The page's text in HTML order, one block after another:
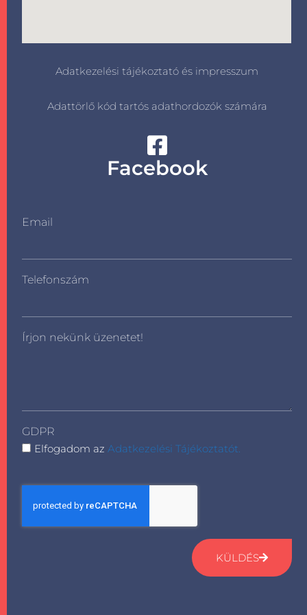
Adatkezelési tájékoztató és impresszum
Adattörlő kód tartós adathordozók számára
Facebook
Email
Telefonszám
Írjon nekünk üzenetet!
GDPR
Elfogadom azAdatkezelési Tájékoztatót.
KÜLDÉS